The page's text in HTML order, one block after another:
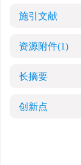
施引文献
资源附件(1)
长摘要
创新点